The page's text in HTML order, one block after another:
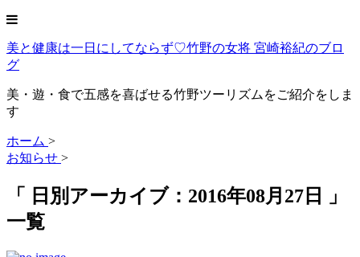
美と健康は一日にしてならず♡竹野の女将 宮崎裕紀のブロ
グ
美・遊・食で五感を喜ばせる竹野ツーリズムをご紹介をしま
す
ホーム >
お知らせ >
「 日別アーカイブ：2016年08月27日 」
一覧